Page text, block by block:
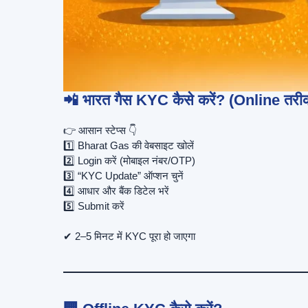
📲 भारत गैस KYC कैसे करें? (Online
👉 आसान स्टेप्स 👇
1️⃣ Bharat Gas की वेबसाइट खोलें
2️⃣ Login करें (मोबाइल नंबर/OTP)
3️⃣ “KYC Update” ऑप्शन चुनें
4️⃣ आधार और बैंक डिटेल भरें
5️⃣ Submit करें
✔ 2–5 मिनट में KYC पूरा हो जाएगा